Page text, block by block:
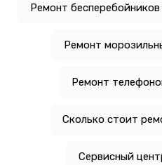
Ремонт
Ремонт
Ремонт
Сколько стоит
Сервисный